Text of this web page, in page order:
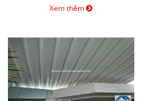
Xem thêm